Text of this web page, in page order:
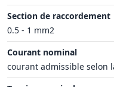
Section de raccordement
0.5 - 1 mm2
Courant nominal
courant admissible selon